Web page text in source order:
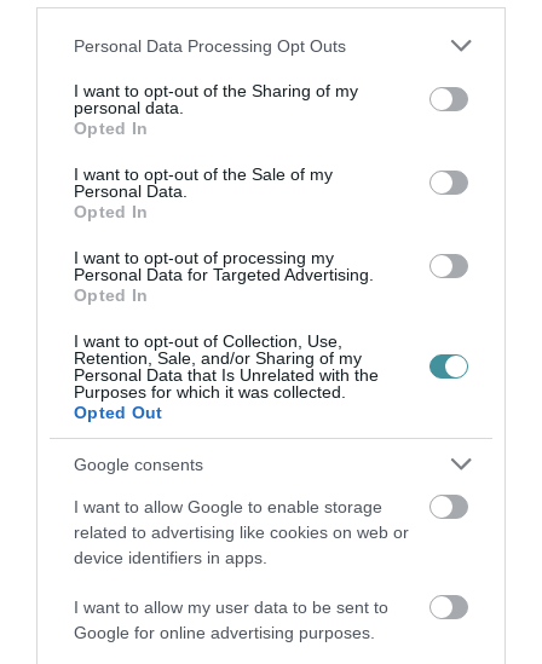
Please note that this website/app uses one or more Google
not limited to your visit or usage behaviour. You may click to
grant or deny consent to Google and its third-party tags to
use your data for below specified purposes in below Google
consent section.
Personal Data Processing Opt Outs
I want to opt-out of the Sharing of my
personal data.
Opted In
I want to opt-out of the Sale of my
Personal Data.
Opted In
I want to opt-out of processing my
Personal Data for Targeted Advertising.
Opted In
I want to opt-out of Collection, Use,
Retention, Sale, and/or Sharing of my
Personal Data that Is Unrelated with the
Purposes for which it was collected.
Opted Out
Google consents
I want to allow Google to enable storage
related to advertising like cookies on web or
device identifiers in apps.
I want to allow my user data to be sent to
Google for online advertising purposes.
kifizetésnek felgyorsítása érdekében. Eddig 27
milliárdra nyújtottak be igénylést a
vállalkozások, amelyből eddig 7 milliárdot
folyosítottak. Hozzátette, amikor lazítás lesz,
bennünket az EGRI ÜGYEK Google Hírek oldalán!
Legfrissebb híreink